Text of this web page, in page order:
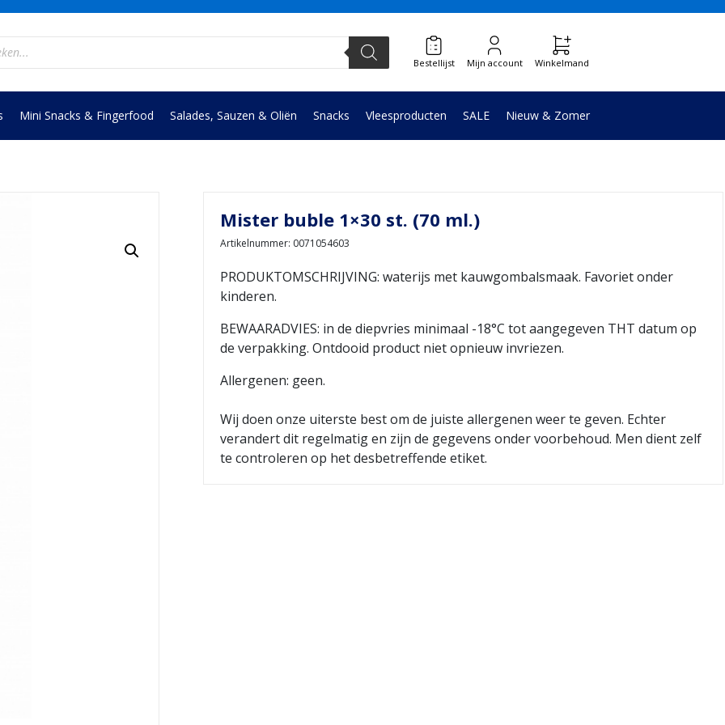
Bestellijst Mijn account Winkelmand
Mini Snacks & Fingerfood Salades, Sauzen & Oliën Snacks Vleesproducten SALE Nieuw & Zomer
Mister buble 1×30 st. (70 ml.)
Artikelnummer: 0071054603
PRODUKTOMSCHRIJVING: waterijs met kauwgombalsmaak. Favoriet onder
kinderen.
BEWAARADVIES: in de diepvries minimaal -18°C tot aangegeven THT datum op
de verpakking. Ontdooid product niet opnieuw invriezen.
Allergenen: geen.
Wij doen onze uiterste best om de juiste allergenen weer te geven. Echter
verandert dit regelmatig en zijn de gegevens onder voorbehoud. Men dient zelf
te controleren op het desbetreffende etiket.